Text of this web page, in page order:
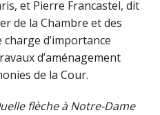
et Pierre Francastel, dit
de la Chambre et des
d’importance
d’aménagement
de la Cour.
flèche à Notre-Dame